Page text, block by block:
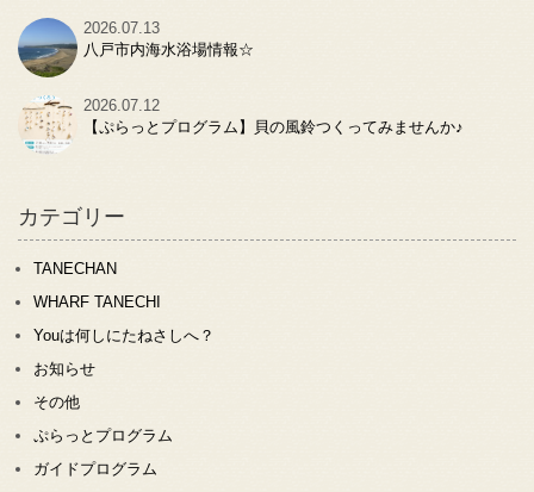
2026.07.13
八戸市内海水浴場情報☆
2026.07.12
【ぷらっとプログラム】貝の風鈴つくってみませんか♪
カテゴリー
TANECHAN
WHARF TANECHI
Youは何しにたねさしへ？
お知らせ
その他
ぷらっとプログラム
ガイドプログラム